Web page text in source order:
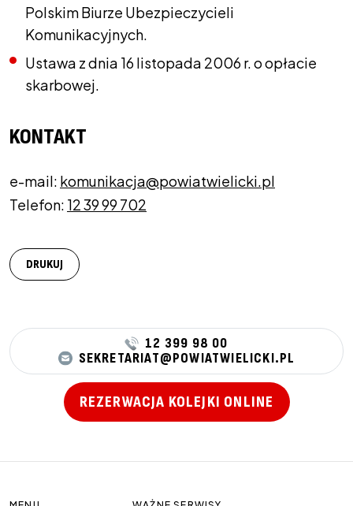
Polskim Biurze Ubezpieczycieli
Komunikacyjnych.
Ustawa z dnia 16 listopada 2006 r. o opłacie
skarbowej.
KONTAKT
e-mail: komunikacja@powiatwielicki.pl
Telefon: 12 39 99 702
DRUKUJ
12 399 98 00
SEKRETARIAT@POWIATWIELICKI.PL
REZERWACJA KOLEJKI ONLINE